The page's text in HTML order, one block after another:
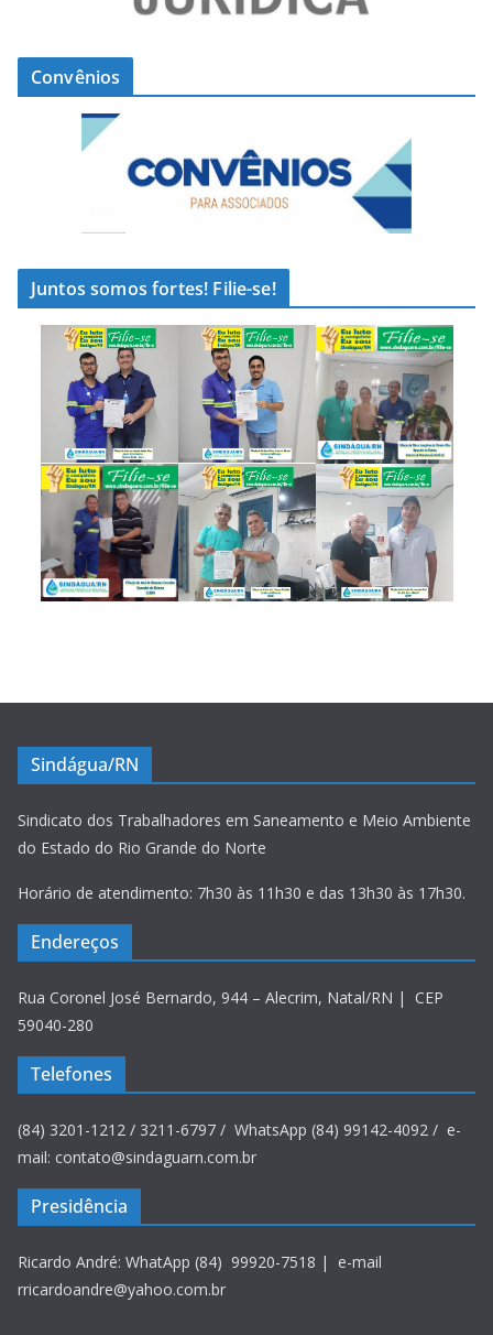
Convênios
Juntos somos fortes! Filie-se!
Sindágua/RN
Sindicato dos Trabalhadores em Saneamento e Meio Ambiente
do Estado do Rio Grande do Norte
Horário de atendimento: 7h30 às 11h30 e das 13h30 às 17h30.
Endereços
Rua Coronel José Bernardo, 944 – Alecrim, Natal/RN | CEP
59040-280
Telefones
(84) 3201-1212 / 3211-6797 / WhatsApp (84) 99142-4092 / e-
mail: contato@sindaguarn.com.br
Presidência
Ricardo André: WhatApp (84) 99920-7518 | e-mail
rricardoandre@yahoo.com.br